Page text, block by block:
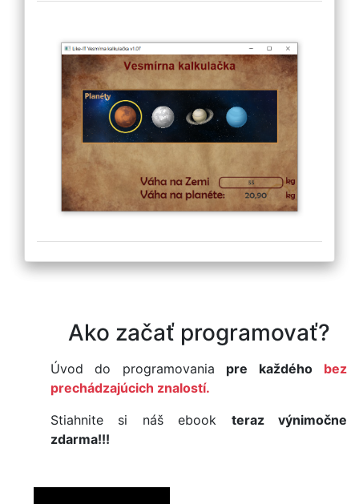
Ako začať programovať?
Úvod do programovania pre každého
bez
prechádzajúcich znalostí.
Stiahnite si náš ebook teraz výnimočne
zdarma!!!